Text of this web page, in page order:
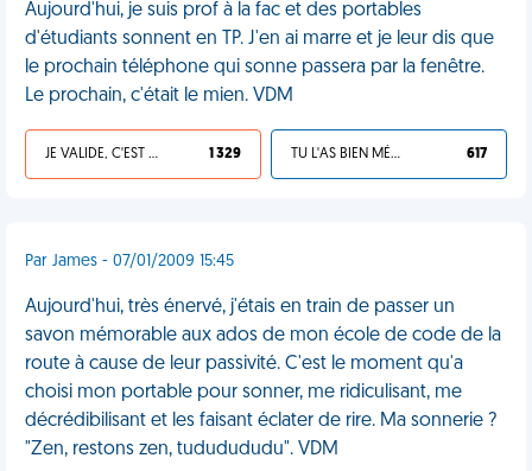
Aujourd'hui, je suis prof à la fac et des portables
d'étudiants sonnent en TP. J'en ai marre et je leur dis que
le prochain téléphone qui sonne passera par la fenêtre.
Le prochain, c'était le mien. VDM
JE VALIDE, C'EST UNE VDM 1 329 TU L'AS BIEN MÉRITÉ 617
Par James - 07/01/2009 15:45
Aujourd'hui, très énervé, j'étais en train de passer un
savon mémorable aux ados de mon école de code de la
route à cause de leur passivité. C'est le moment qu'a
choisi mon portable pour sonner, me ridiculisant, me
décrédibilisant et les faisant éclater de rire. Ma sonnerie ?
"Zen, restons zen, tududududu". VDM